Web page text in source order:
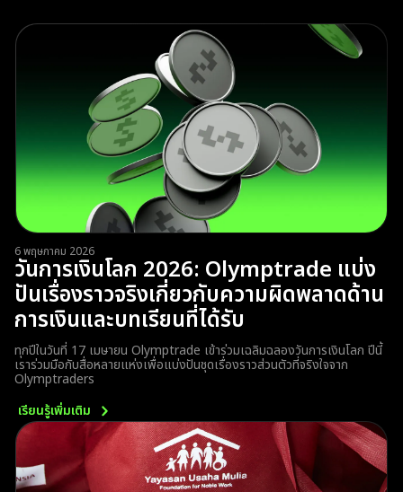
6 พฤษภาคม 2026
วันการเงินโลก 2026: Olymptrade แบ่ง
ปันเรื่องราวจริงเกี่ยวกับความผิดพลาดด้าน
การเงินและบทเรียนที่ได้รับ
ทุกปีในวันที่ 17 เมษายน Olymptrade เข้าร่วมเฉลิมฉลองวันการเงินโลก ปีนี้
เราร่วมมือกับสื่อหลายแห่งเพื่อแบ่งปันชุดเรื่องราวส่วนตัวที่จริงใจจาก
Olymptraders
เรียนรู้เพิ่มเติม